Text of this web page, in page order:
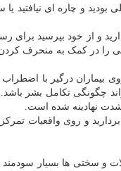
می دهد: اگر ۳۰ دقیقه یا بیشتر نگران مشکلی بودید و چاره ای
و از خود بپرسید برای
را در کمک به منحرف
بیماران درگیر با
چگونگی تکامل بشر
شدت نهادینه شده است.
و روی واقعیات تمرکز
و سختی ها بسیار سودمند